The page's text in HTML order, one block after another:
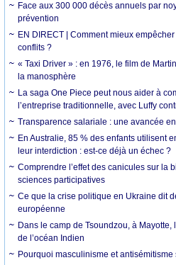
Face aux 300 000 décès annuels par
prévention
EN DIRECT | Comment mieux
conflits ?
« Taxi Driver » : en 1976, le film de
la manosphère
La saga One Piece peut nous aider à
l’entreprise traditionnelle, avec Luffy
Transparence salariale : une avancée
En Australie, 85 % des enfants utilisent
leur interdiction : est-ce déjà un échec ?
Comprendre l’effet des canicules sur la
sciences participatives
Ce que la crise politique en Ukraine dit
européenne
Dans le camp de Tsoundzou, à
de l’océan Indien
Pourquoi masculinisme et